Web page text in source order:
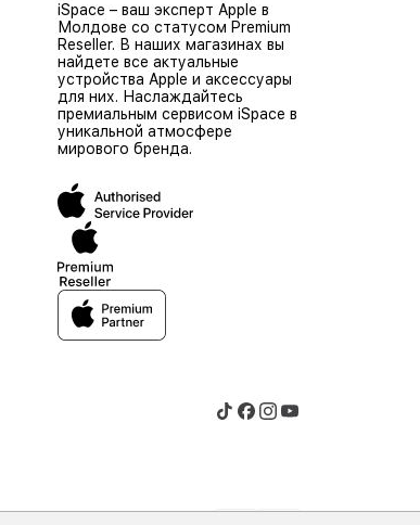
iSpace – ваш эксперт Apple в
Молдове со статусом Premium
Reseller. В наших магазинах вы
найдете все актуальные
устройства Apple и аксессуары
для них. Наслаждайтесь
премиальным сервисом iSpace в
уникальной атмосфере
мирового бренда.